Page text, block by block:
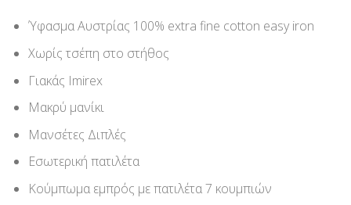
Ύφασμα Αυστρίας 100% extra fine cotton easy iron
Χωρίς τσέπη στο στήθος
Γιακάς Imirex
Μακρύ μανίκι
Μανσέτες Διπλές
Εσωτερική πατιλέτα
Κούμπωμα εμπρός με πατιλέτα 7 κουμπιών